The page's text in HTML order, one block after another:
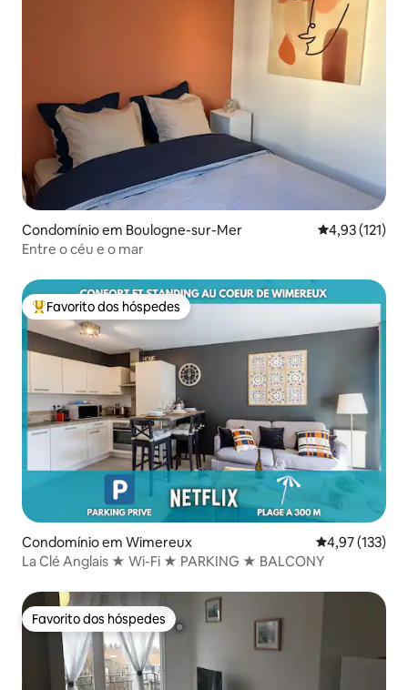
Condomínio em Boulogne-sur-Mer Classificação
4,93 (121)
Entre o céu e o mar
Favoritos dos hóspedes mais apreciados
Favorito dos hóspedes
Condomínio em Wimereux Classificação
4,97 (133)
La Clé Anglais ★ Wi-Fi ★ PARKING ★ BALCONY
Favorito dos hóspedes
Favorito dos hóspedes